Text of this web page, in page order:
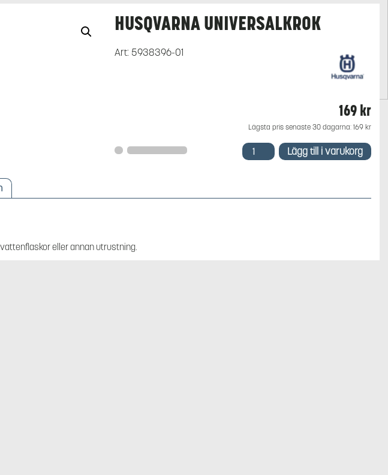
HUSQVARNA UNIVERSALKROK
Art: 5938396-01
169kr
Lägsta pris senaste 30 dagarna: 169 kr
Husqvarna
UniversalkrokLägg till i varukorg
eller annan utrustning.